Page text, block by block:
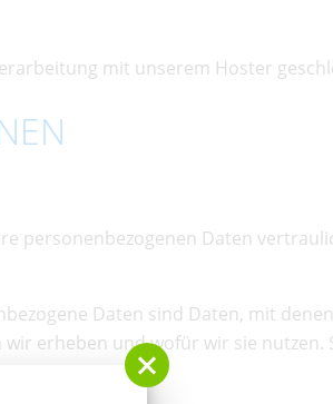
mit unserem Hoster
personenbezogenen Daten
Daten sind Daten, mit
erheben und wofür wir sie nutzen.